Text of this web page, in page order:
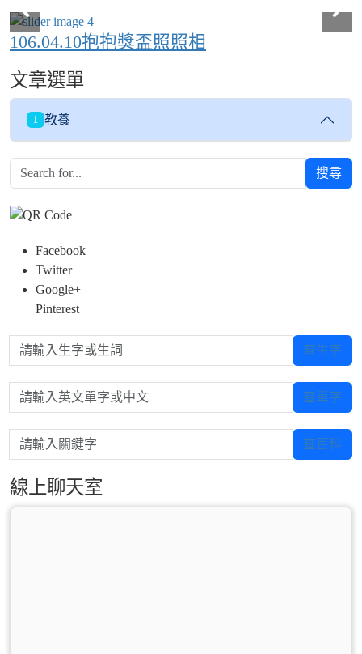
106.04.10抱抱獎盃照照相
文章選單
1 教養
搜尋
Facebook
Twitter
Google+
Pinterest
請輸入生字或生詞 查生字
請輸入英文單字或中文 查單字
請輸入關鍵字 查百科
線上聊天室